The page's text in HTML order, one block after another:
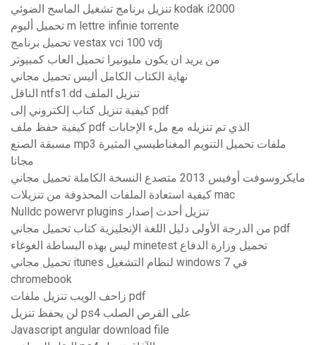
تنزيل برنامج تشغيل الماسح الضوئي kodak i2000
تحميل ألبوم m lettre infinie torrente
تحميل برنامج vestax vci 100 vdj
من يريد ان يكون مليونيرا تحميل العاب كمبيوتر
نهاية الكتاب الكامل أليس تحميل مجاني
الناقل ntfs1.dd تنزيل الملف
كيفية تنزيل كتاب إلكتروني إلى pdf
كيفية حفظ ملف pdf الذي تم تنزيله مع ملء الإجابات
مسبقة الصنع mp3 ملفات تحميل التنويم المغناطيسي المثيرة
مجانا
مايكروسوفت أوفيس 2013 متصدع النسخة الكاملة تحميل مجاني
كيفية استعادة الملفات المحذوفة من تنزيلات mac
Nulldc powervr plugins تنزيل أحدث إصدار
من الدرجة الأولى دليل اللغة الإنجليزية كتاب تحميل مجاني pdf
ليس بهذه البساطة الغوغاء minetest تحميل وزارة الدفاع
تحميل مجاني itunes لنظام التشغيل windows 7 في
chromebook
زاحف الويب تنزيل ملفات pdf
لن يحفظ تنزيل ps4 على القرص الصلب
Javascript angular download file